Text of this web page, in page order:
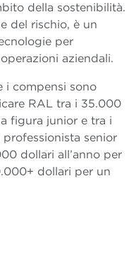
della sostenibilità.
del rischio, è un
per
aziendali.
i compensi sono
RAL tra i 35.000
figura junior e tra i
senior
dollari all’anno per
dollari per un